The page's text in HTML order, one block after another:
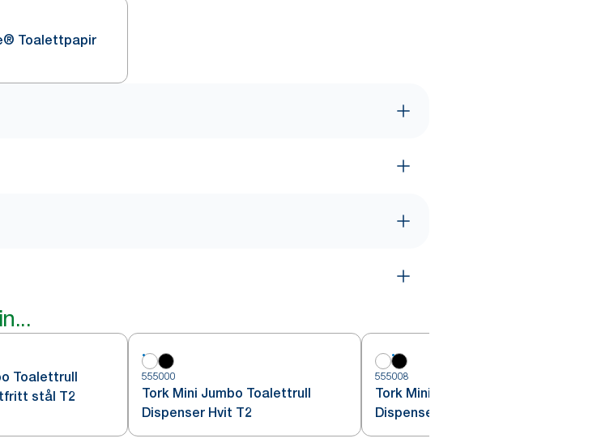
Toalettpapir
Toalettrull
stål T2
555000
Tork Mini Jumbo Toalettrull
Dispenser Hvit T2
555008
Tork Mini Jumbo Toalettrull
Dispenser Sort T2